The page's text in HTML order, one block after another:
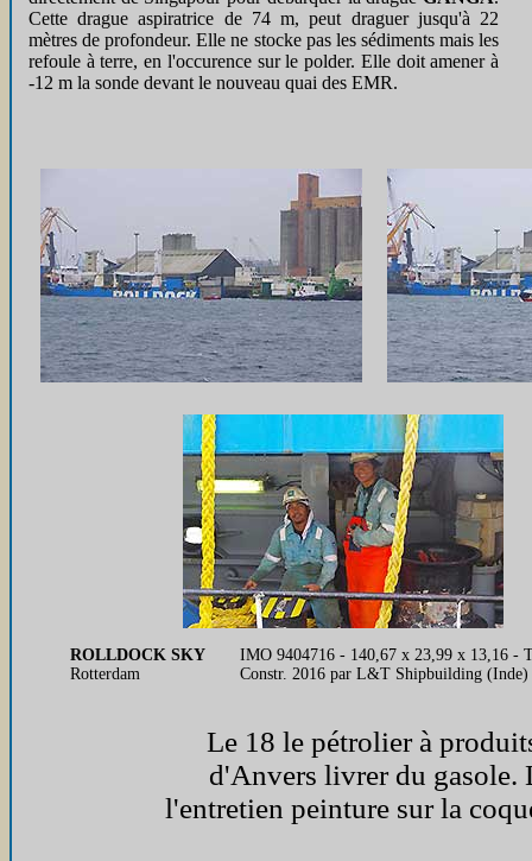
Cette drague aspiratrice de 74 m, peut draguer jusqu'à 22
mètres de profondeur. Elle ne stocke pas les sédiments mais les
refoule à terre, en l'occurence sur le polder. Elle doit amener à
-12 m la sonde devant le nouveau quai des EMR.
ROLLDOCK SKY
Rotterdam
IMO 9404716 - 140,67 x 23,99 x 13,16 -
Constr. 2016 par L&T Shipbuilding
Le 18 le pétrolier à
d'Anvers livrer du gasole.
l'entretien peinture sur la